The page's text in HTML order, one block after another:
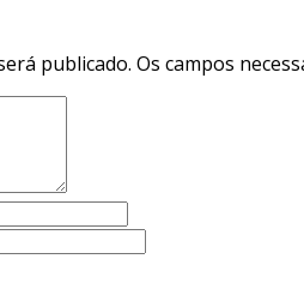
publicado. Os campos